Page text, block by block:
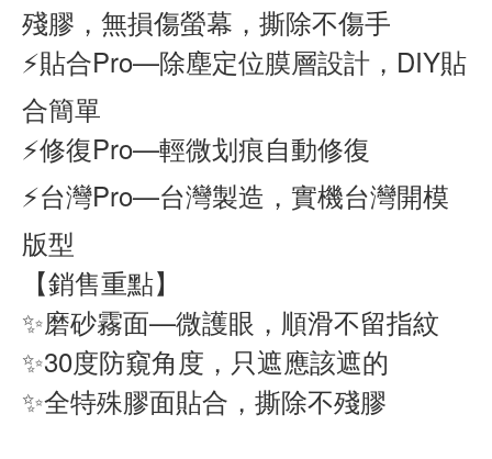
殘膠，無損傷螢幕，撕除不傷手
⚡貼合Pro—除塵定位膜層設計，DIY貼
合簡單
⚡修復Pro—輕微划痕自動修復
⚡台灣Pro—台灣製造，實機台灣開模
版型
【銷售重點】
✨磨砂霧面—微護眼，順滑不留指紋
✨30度防窺角度，只遮應該遮的
✨全特殊膠面貼合，撕除不殘膠